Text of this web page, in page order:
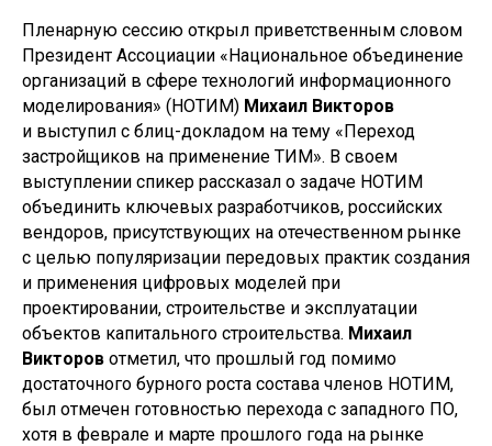
Пленарную сессию открыл приветственным словом
Президент Ассоциации «Национальное объединение
организаций в сфере технологий информационного
моделирования» (НОТИМ) Михаил Викторов
и выступил с блиц-докладом на тему «Переход
застройщиков на применение ТИМ». В своем
выступлении спикер рассказал о задаче НОТИМ
объединить ключевых разработчиков, российских
вендоров, присутствующих на отечественном рынке
с целью популяризации передовых практик создания
и применения цифровых моделей при
проектировании, строительстве и эксплуатации
объектов капитального строительства. Михаил
Викторов отметил, что прошлый год помимо
достаточного бурного роста состава членов НОТИМ,
был отмечен готовностью перехода с западного ПО,
хотя в феврале и марте прошлого года на рынке